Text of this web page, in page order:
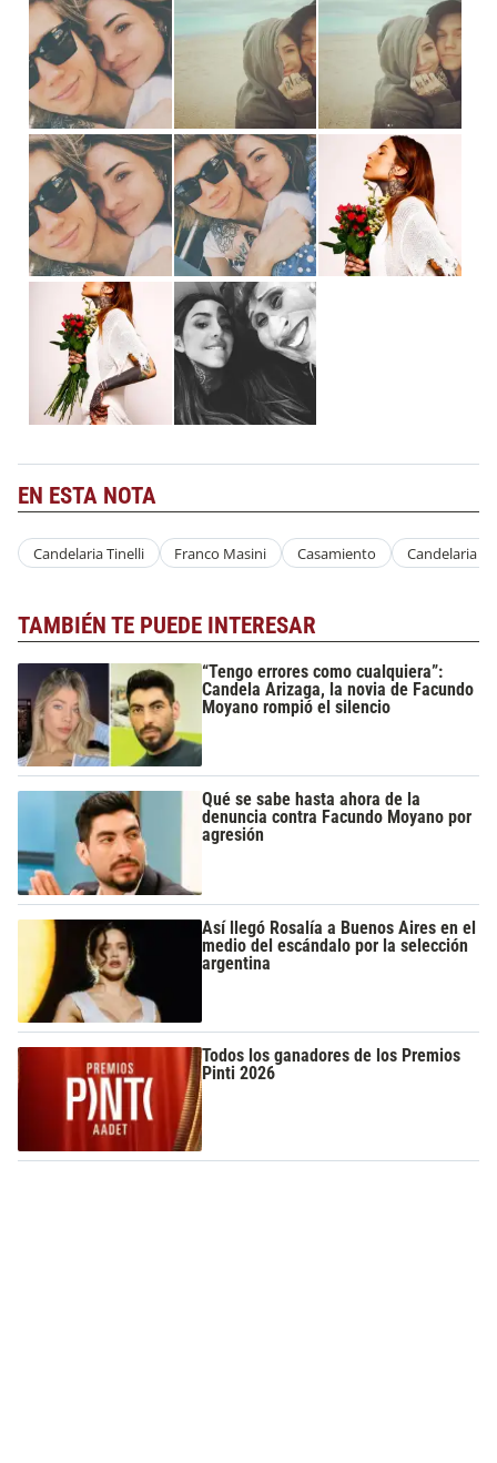
EN ESTA NOTA
Candelaria Tinelli Franco Masini Casamiento Candelaria
TAMBIÉN TE PUEDE INTERESAR
“Tengo errores como cualquiera”:
Candela Arizaga, la novia de Facundo
Moyano rompió el silencio
Qué se sabe hasta ahora de la
denuncia contra Facundo Moyano por
agresión
Así llegó Rosalía a Buenos Aires en el
medio del escándalo por la selección
argentina
Todos los ganadores de los Premios
Pinti 2026